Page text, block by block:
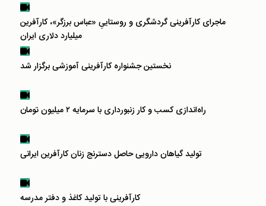
ماجرای کارآفرینی گردشگری و روستاییِ «عباس برزگر»، کارآفرین
میلیارد دلاری ایران
نخستین جشنواره کارآفرینی آموزشی برگزار شد
راه‌اندازی کسب و کار زنبورداری با سرمایه ۲ میلیون تومان
تولید گیاهان دارویی حاصل دسترنج زنان کارآفرین ایرانی
کارآفرینی با تولید کاغذ و دفتر مدرسه